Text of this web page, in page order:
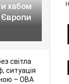
хабом
Європи
світла
ситуація
– ОВА